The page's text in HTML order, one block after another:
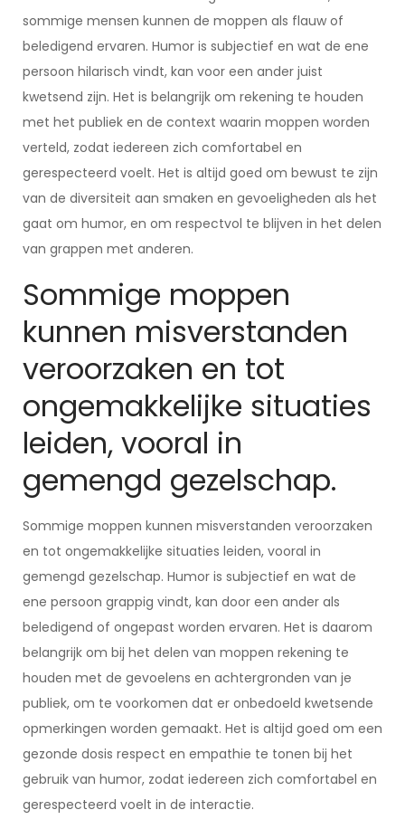
sommige mensen kunnen de moppen als flauw of
beledigend ervaren. Humor is subjectief en wat de ene
persoon hilarisch vindt, kan voor een ander juist
kwetsend zijn. Het is belangrijk om rekening te houden
met het publiek en de context waarin moppen worden
verteld, zodat iedereen zich comfortabel en
gerespecteerd voelt. Het is altijd goed om bewust te zijn
van de diversiteit aan smaken en gevoeligheden als het
gaat om humor, en om respectvol te blijven in het delen
van grappen met anderen.
Sommige moppen
kunnen misverstanden
veroorzaken en tot
ongemakkelijke situaties
leiden, vooral in
gemengd gezelschap.
Sommige moppen kunnen misverstanden veroorzaken
en tot ongemakkelijke situaties leiden, vooral in
gemengd gezelschap. Humor is subjectief en wat de
ene persoon grappig vindt, kan door een ander als
beledigend of ongepast worden ervaren. Het is daarom
belangrijk om bij het delen van moppen rekening te
houden met de gevoelens en achtergronden van je
publiek, om te voorkomen dat er onbedoeld kwetsende
opmerkingen worden gemaakt. Het is altijd goed om een
gezonde dosis respect en empathie te tonen bij het
gebruik van humor, zodat iedereen zich comfortabel en
gerespecteerd voelt in de interactie.